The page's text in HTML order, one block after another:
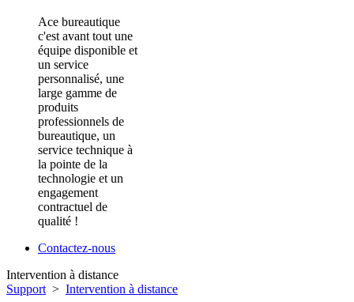
Ace bureautique
c'est avant tout une
équipe disponible et
un service
personnalisé, une
large gamme de
produits
professionnels de
bureautique, un
service technique à
la pointe de la
technologie et un
engagement
contractuel de
qualité !
Contactez-nous
Intervention à distance
Support> Intervention à distance